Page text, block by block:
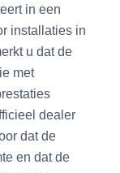
in een
installaties in
u dat de
met
dealer
dat de
en dat de